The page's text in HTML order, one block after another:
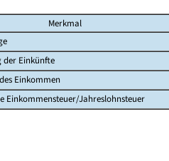
Merkmal
der Einkünfte
Einkommen
Einkommensteuer/Jahreslohnsteuer